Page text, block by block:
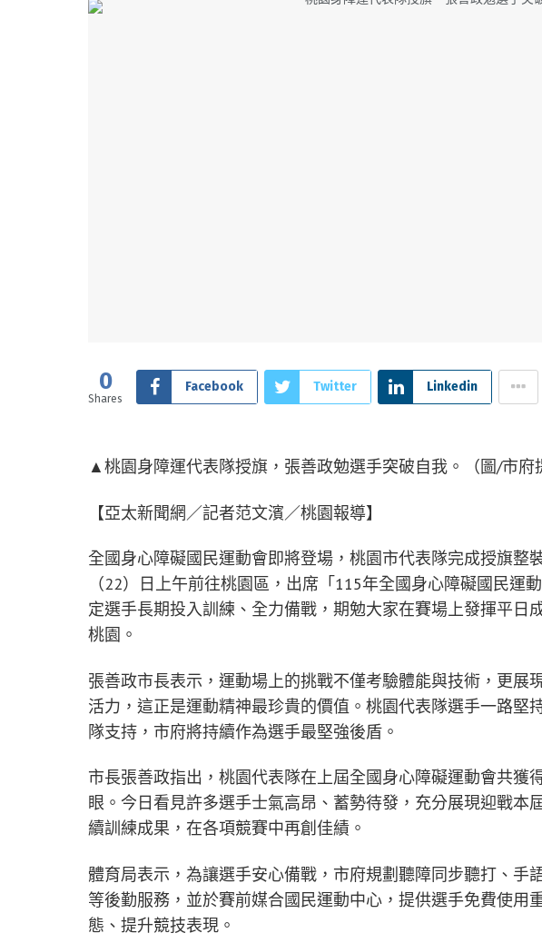
0
Shares
Facebook Twitter Linkedin
▲桃園身障運代表隊授旗，張善政勉選手突破自我。（圖/市府
【亞太新聞網／記者范文濱／桃園報導】
全國身心障礙國民運動會即將登場，桃園市代表隊完成授旗整
（22）日上午前往桃園區，出席「115年全國身心障礙國民運
定選手長期投入訓練、全力備戰，期勉大家在賽場上發揮平日
桃園。
張善政市長表示，運動場上的挑戰不僅考驗體能與技術，更展
活力，這正是運動精神最珍貴的價值。桃園代表隊選手一路堅
隊支持，市府將持續作為選手最堅強後盾。
市長張善政指出，桃園代表隊在上屆全國身心障礙運動會共獲
眼。今日看見許多選手士氣高昂、蓄勢待發，充分展現迎戰本
續訓練成果，在各項競賽中再創佳績。
體育局表示，為讓選手安心備戰，市府規劃聽障同步聽打、手
等後勤服務，並於賽前媒合國民運動中心，提供選手免費使用
態、提升競技表現。